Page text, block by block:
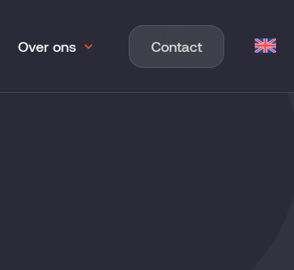
Over ons Contact